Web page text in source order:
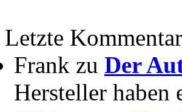
Letzte
Frank zu Der
Hersteller haben